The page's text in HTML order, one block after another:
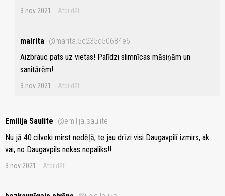
3.nov 2021 Atbildēt
mairita @marita.5c235d50684e6
Aizbrauc pats uz vietas! Palīdzi slimnīcas māsiņām un
sanitārēm!
3.nov 2021 Atbildēt
Emilija Saulite @emilija.saulite
Nu jā 40.cilveki mirst nedēļā, te jau drīzi visi Daugavpilī izmirs, ak
vai, no Daugavpils nekas nepaliks!!
3.nov 2021 Atbildēt